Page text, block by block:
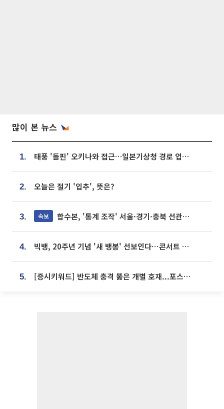
많이 본 뉴스
1. 태풍 '돌핀' 오키나와 접근…일본기상청 경로 업데이트
2. 오늘은 절기 '입추', 뜻은?
3. 속보 합수본, '통계 조작' 서울·경기·충북 선관위 등 추가 압수수색
4. 빅뱅, 20주년 기념 '새 뱅봉' 선보인다⋯콘서트 앞두고 팝업 개최
5. [증시키워드] 반도체 충격 뚫은 개별 호재...포스코퓨처엠·에코프로·한화솔루션 '눈길'